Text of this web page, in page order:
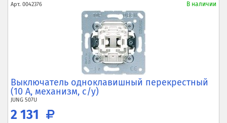
Арт. 0042376 В наличии
Выключатель одноклавишный перекрестный
(10 А, механизм, с/у)
JUNG 507U
2 131